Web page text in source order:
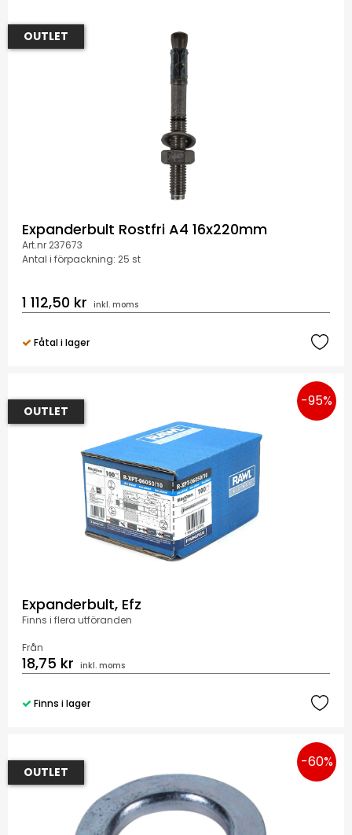
OUTLET
Expanderbult Rostfri A4 16x220mm
Art.nr 237673
Antal i förpackning: 25 st
1 112,50 kr inkl. moms
Fåtal i lager
-95%
OUTLET
Expanderbult, Efz
Finns i flera utföranden
Från
18,75 kr inkl. moms
Finns i lager
-60%
OUTLET